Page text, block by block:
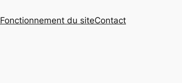
Fonctionnement du siteContact